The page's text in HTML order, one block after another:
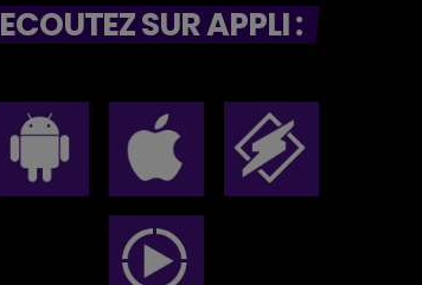
ECOUTEZ SUR APPLI :